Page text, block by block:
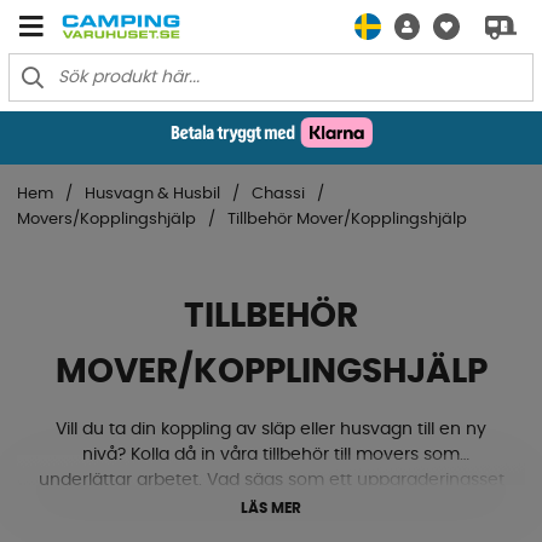
Hem Husvagn & Husbil
Chassi
Movers/Kopplingshjälp
Tillbehör Mover/Kopplingshjälp
TILLBEHÖR
MOVER/KOPPLINGSHJÄLP
Vill du ta din koppling av släp eller husvagn till en ny
nivå? Kolla då in våra tillbehör till movers som
underlättar arbetet. Vad sägs som ett uppgraderingsset
till dubbla stödhjul för att göra manövrering på mjukt
LÄS MER